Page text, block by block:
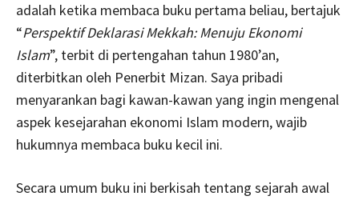
adalah ketika membaca buku pertama beliau, bertajuk
“Perspektif Deklarasi Mekkah: Menuju Ekonomi
Islam”, terbit di pertengahan tahun 1980’an,
diterbitkan oleh Penerbit Mizan. Saya pribadi
menyarankan bagi kawan-kawan yang ingin mengenal
aspek kesejarahan ekonomi Islam modern, wajib
hukumnya membaca buku kecil ini.
Secara umum buku ini berkisah tentang sejarah awal